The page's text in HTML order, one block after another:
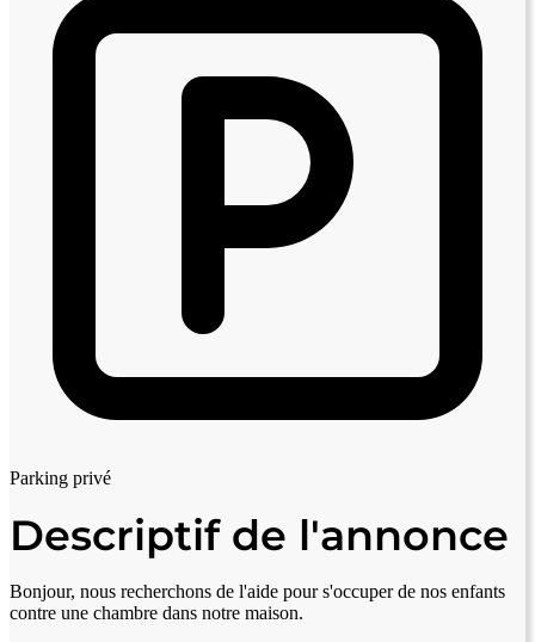
Parking privé
Descriptif de l'annonce
Bonjour, nous recherchons de l'aide pour s'occuper de nos enfants
contre une chambre dans notre maison.